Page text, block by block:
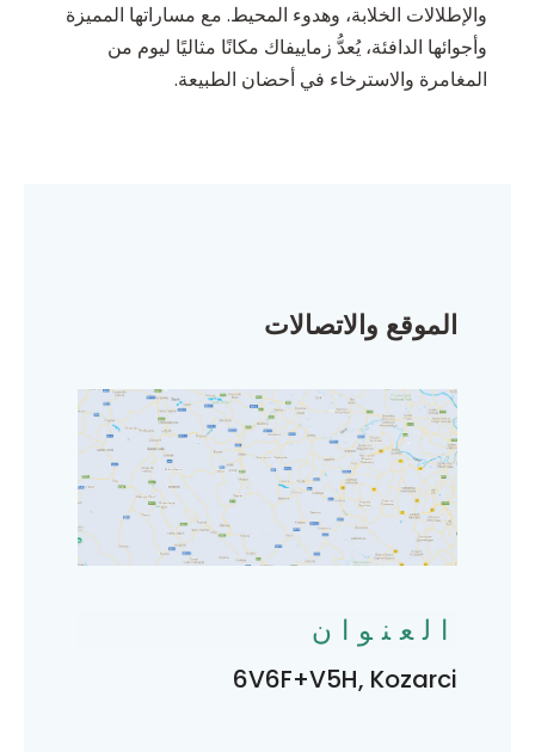
والإطلالات الخلابة، وهدوء المحيط. مع مساراتها المميزة
وأجوائها الدافئة، يُعدُّ زماييفاك مكانًا مثاليًا ليوم من
المغامرة والاسترخاء في أحضان الطبيعة.
الموقع والاتصالات
العنوان
6V6F+V5H, Kozarci